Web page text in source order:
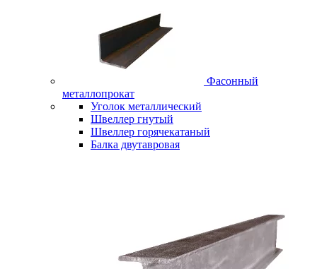
Фасонный
металлопрокат
Уголок металлический
Швеллер гнутый
Швеллер горячекатаный
Балка двутавровая